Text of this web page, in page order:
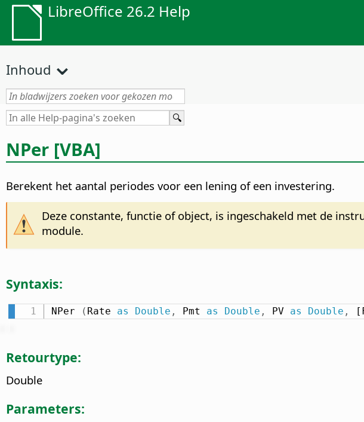
LibreOffice 26.2 Help
Inhoud
NPer [VBA]
Berekent het aantal periodes voor een lening of een investering.
Deze constante, functie of object, is ingeschakeld met de
module.
Syntaxis:
NPer ( Rate as Double , Pmt as Double , PV as Double ,
Retourtype:
Double
Parameters: